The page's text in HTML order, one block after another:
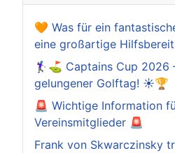
🧡 Was für ein
eine großartige
🏌️‍♀️⛳ Captains Cup 2026
gelungener Golftag! ☀️🏆
🚨 Wichtige Information
Vereinsmitglieder 🚨
Frank von Skwarczinsky